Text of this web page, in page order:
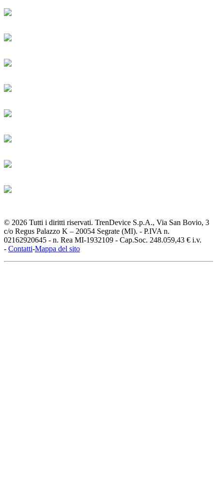
© 2026 Tutti i diritti riservati. TrenDevice S.p.A., Via San Bovio, 3
c/o Regus Palazzo K – 20054 Segrate (MI). - P.IVA n.
02162920645 - n. Rea MI-1932109 - Cap.Soc. 248.059,43 € i.v.
- Contatti-Mappa del sito